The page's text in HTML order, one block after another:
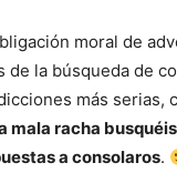
moral de
la búsqueda de
más serias,
racha
a consolaros.